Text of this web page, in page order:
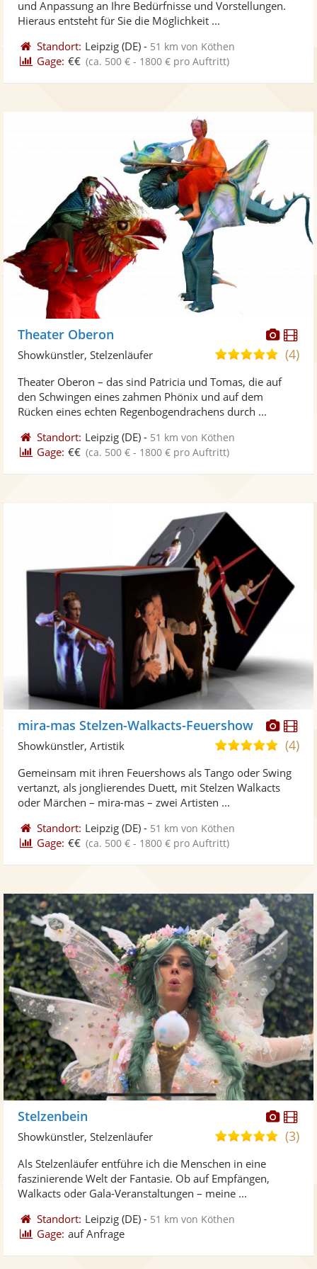
Sternen
und Anpassung an Ihre Bedürfnisse und Vorstellungen.
Hieraus entsteht für Sie die Möglichkeit ...
Standort: Leipzig (DE) - 51 km von Köthen
Gage: €€ (ca. 500 € - 1800 € pro Auftritt)
Fotos
Theater Oberon
5,0
5
(4)
Showkünstler, Stelzenläufer
Theater Oberon – das sind Patricia und Tomas, die auf
den Schwingen eines zahmen Phönix und auf dem
Rücken eines echten Regenbogendrachens durch ...
Standort: Leipzig (DE) - 51 km von Köthen
Gage: €€ (ca. 500 € - 1800 € pro Auftritt)
Fotos
mira-mas Stelzen-Walkacts-Feuershow
5,0
5
(4)
Showkünstler, Artistik
Gemeinsam mit ihren Feuershows als Tango oder Swing
vertanzt, als jonglierendes Duett, mit Stelzen Walkacts
oder Märchen – mira-mas – zwei Artisten ...
Standort: Leipzig (DE) - 51 km von Köthen
Gage: €€ (ca. 500 € - 1800 € pro Auftritt)
Stelzenbein
5,0(3)
Showkünstler, Stelzenläufer
Als Stelzenläufer entführe ich die Menschen in eine
faszinierende Welt der Fantasie. Ob auf Empfängen,
Walkacts oder Gala-Veranstaltungen – meine ...
Standort: Leipzig (DE) - 51 km von Köthen
Gage: auf Anfrage